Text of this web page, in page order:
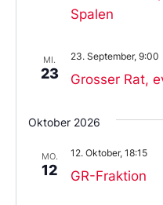
Spalen
MI.
23 Grosser Rat,
23. September, 9:00
Oktober 2026
MO.
12 GR-Fraktion
12. Oktober, 18:15